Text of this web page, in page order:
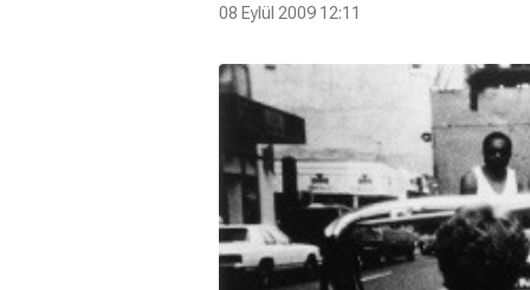
08 Eylül 2009 12:11